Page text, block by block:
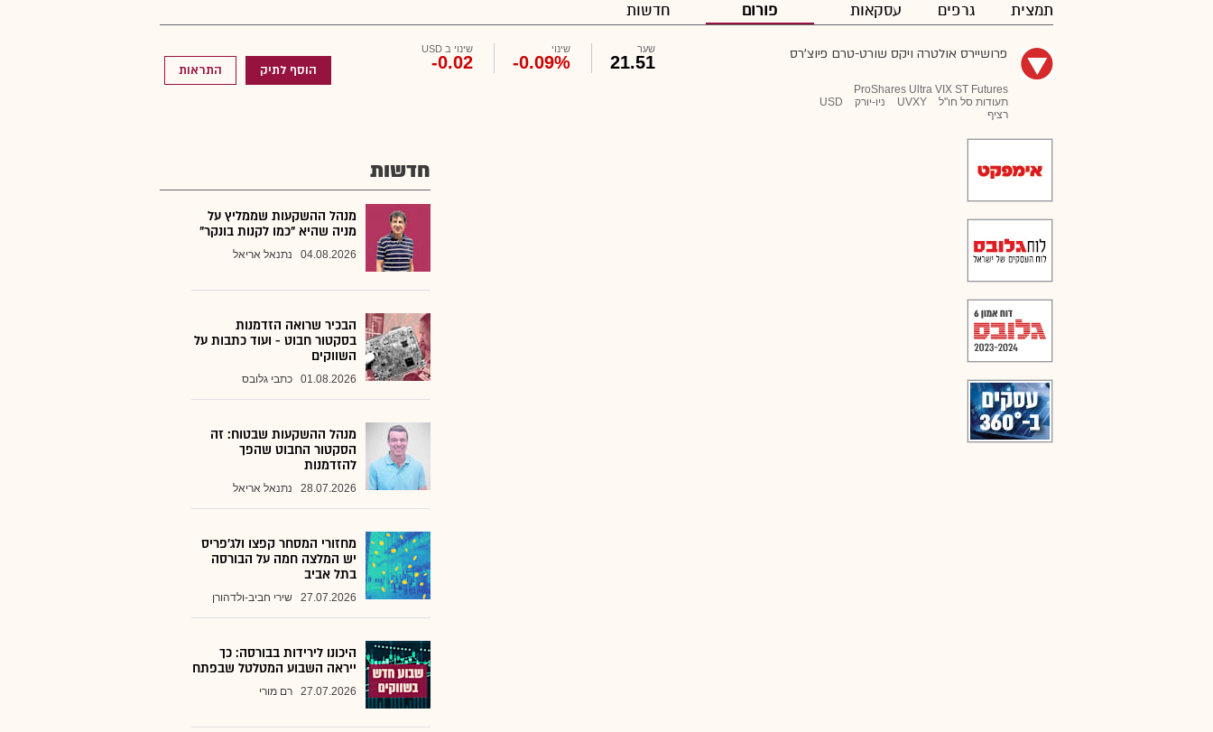
תמצית גרפים עסקאות פורום חדשות
פרושיירס אולטרה ויקס שורט-טרם פיוצ'רס
ProShares Ultra VIX ST Futures
תעודות סל חו"ל
UVXY ניו-יורק
USD
רציף
שער
21.51
שינוי
-0.09%
שינוי ב USD
-0.02 הוסף לתיק התראות
חדשות
מנהל ההשקעות שממליץ על
מניה שהיא "כמו לקנות בונקר"
04.08.2026 נתנאל אריאל
הבכיר שרואה הזדמנות
בסקטור חבוט - ועוד כתבות על
השווקים
01.08.2026 כתבי גלובס
מנהל ההשקעות שבטוח: זה
הסקטור החבוט שהפך
להזדמנות
28.07.2026 נתנאל אריאל
מחזורי המסחר קפצו ולג'פריס
יש המלצה חמה על הבורסה
בתל אביב
27.07.2026 שירי חביב-ולדהורן
היכונו לירידות בבורסה: כך
ייראה השבוע המטלטל שבפתח
27.07.2026 רם מורי